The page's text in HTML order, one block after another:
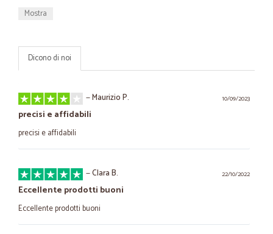
Mostra
Dicono di noi
10/09/2023
—Maurizio P.
precisi e affidabili
precisi e affidabili
22/10/2022
—Clara B.
Eccellente prodotti buoni
Eccellente prodotti buoni